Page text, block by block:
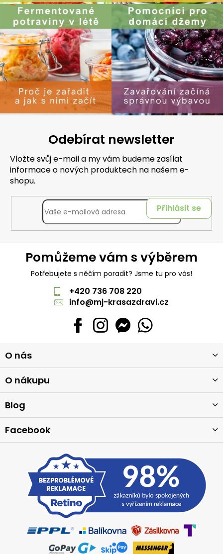
Odebírat newsletter
Vložte svůj e-mail a my vám budeme zasílat
informace o nových produktech na našem e-
shopu.
Přihlásit se
Pomůžeme vám s výběrem
Potřebujete s něčím poradit? Jsme tu pro vás!
+420 736 708 220
info@mj-krasazdravi.cz
á
p
a
t
O nás
O nákupu
Blog
Facebook